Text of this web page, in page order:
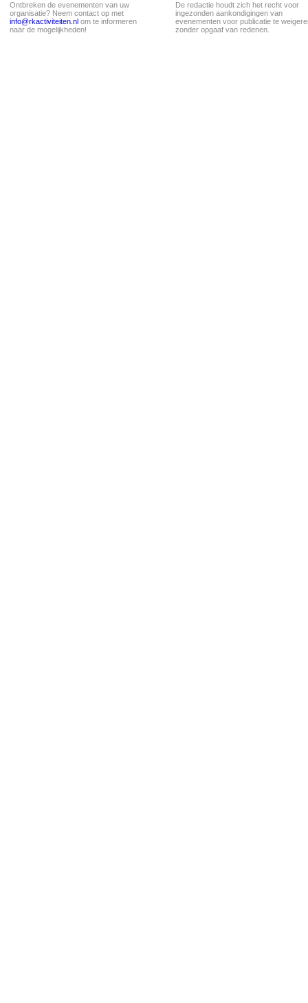
Ontbreken de evenementen van uw
organisatie? Neem contact op met
info@rkactiviteiten.nl om te informeren
naar de mogelijkheden!
De redactie houdt zich het recht voor
ingezonden aankondigingen van
evenementen voor publicatie te
zonder opgaaf van redenen.